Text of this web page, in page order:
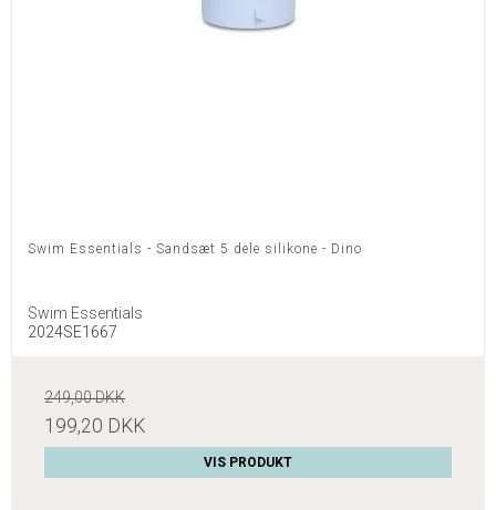
Swim Essentials - Sandsæt 5 dele silikone - Dino
Swim Essentials
2024SE1667
249,00 DKK
199,20 DKK
VIS PRODUKT